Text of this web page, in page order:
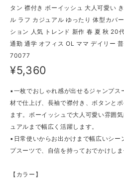
タン 襟付き ボーイッシュ 大人可愛い
ル ラフ カジュアル ゆったり 体型カバ
ション 人気 トレンド 新作 春 夏 秋 20
通勤 通学 オフィス OL ママ デイリー
70077
¥5,360
▪一枚でおしゃれ感が出せるジャンプス
材で仕上げ、長袖で襟付き、ボタンと
ます。ボーイッシュで大人可愛い雰囲
ュアルまで幅広く活躍します。
▪日常使いからお出かけまで幅広いシー
プスーツで、自信を持っておでかけしま
【カラー】